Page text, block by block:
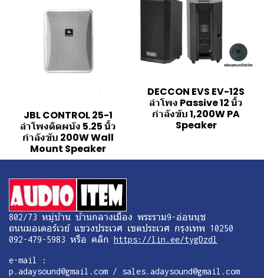
JBL CONTROL 25-1
ลำโพงติดผนัง 5.25 นิ้ว
กำลังขับ 200W Wall
Mount Speaker
DECCON EVS EV-12S
ลำโพง Passive 12 นิ้ว
กำลังขับ 1,200W PA
Speaker
802/73 หมู่บ้าน บ้านกลางเมือง พระราม9-อ่อนนุช
ถนนมอเตอร์เวย์ แขวงประเวศ เขตประเวศ กรุงเทพ 10250
092-479-5983 หรือ คลิก https://lin.ee/tygDzdl
e-mail :
p.adaysound@gmail.com / sales.adaysound@gmail.com